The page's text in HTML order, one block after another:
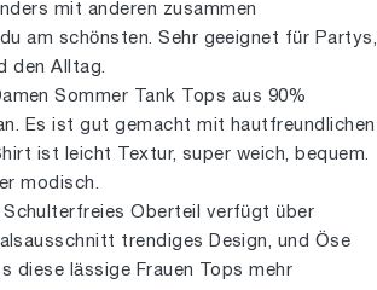
mit anderen zusammen
am schönsten. Sehr geeignet für Partys,
den Alltag.
Sommer Tank Tops aus 90%
Es ist gut gemacht mit hautfreundlichen
ist leicht Textur, super weich, bequem.
modisch.
Schulterfreies Oberteil verfügt über
trendiges Design, und Öse
diese lässige Frauen Tops mehr